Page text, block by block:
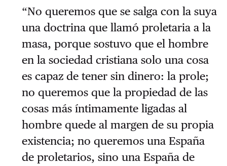
“No queremos que se salga con la suya
una doctrina que llamó proletaria a la
masa, porque sostuvo que el hombre
en la sociedad cristiana solo una cosa
es capaz de tener sin dinero: la prole;
no queremos que la propiedad de las
cosas más íntimamente ligadas al
hombre quede al margen de su propia
existencia; no queremos una España
de proletarios, sino una España de